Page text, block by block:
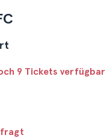
9 Tickets verfügbar